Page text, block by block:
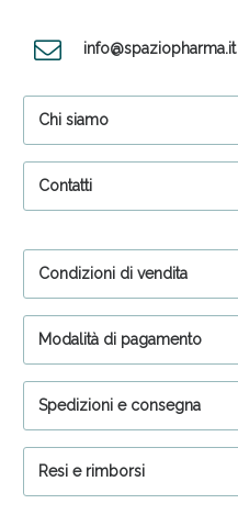
info@spaziopharma.it
Chi siamo
Contatti
Condizioni di vendita
Modalità di pagamento
Spedizioni e consegna
Resi e rimborsi